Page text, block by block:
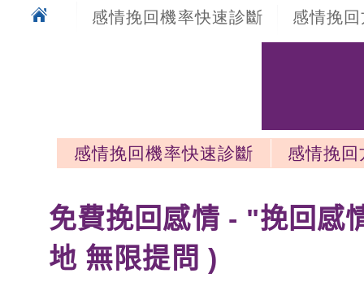
感情挽回機率快速診斷 感情挽
感情挽回機率快速診斷
感情挽
免費挽回感情 - "挽回感
地 無限提問 )